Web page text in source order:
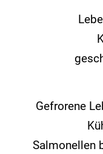
Gefrorene
Salmonellen